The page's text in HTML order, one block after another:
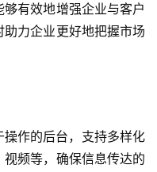
有效地增强企业与客户
力企业更好地把握市场
作的后台，支持多样化
频等，确保信息传达的